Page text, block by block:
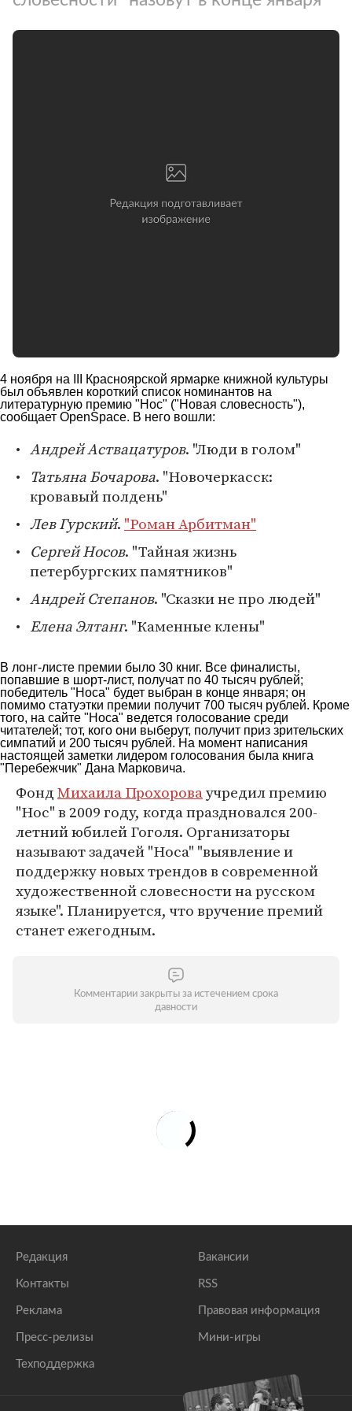
4 ноября на III Красноярской ярмарке книжной культуры
был объявлен короткий список номинантов на
литературную премию "Нос" ("Новая словесность"),
сообщает OpenSpace. В него вошли:
Андрей Аствацатуров. "Люди в голом"
Татьяна Бочарова. "Новочеркасск:
кровавый полдень"
Лев Гурский. "Роман Арбитман"
Сергей Носов. "Тайная жизнь
петербургских памятников"
Андрей Степанов. "Сказки не про людей"
Елена Элтанг. "Каменные клены"
В лонг-листе премии было 30 книг. Все финалисты,
попавшие в шорт-лист, получат по 40 тысяч рублей;
победитель "Носа" будет выбран в конце января; он
помимо статуэтки премии получит 700 тысяч рублей. Кроме
того, на сайте "Носа" ведется голосование среди
читателей; тот, кого они выберут, получит приз зрительских
симпатий и 200 тысяч рублей. На момент написания
настоящей заметки лидером голосования была книга
"Перебежчик" Дана Марковича.
ФондМихаила Прохороваучредил премию
"Нос" в 2009 году, когда праздновался 200-
летний юбилей Гоголя. Организаторы
называют задачей "Носа" "выявление и
поддержку новых трендов в современной
художественной словесности на русском
языке". Планируется, что вручение премий
станет ежегодным.
Комментарии закрыты за истечением срока
давности
Редакция
Контакты
Реклама
Пресс-релизы
Техподдержка
Вакансии
RSS
Правовая информация
Мини-игры